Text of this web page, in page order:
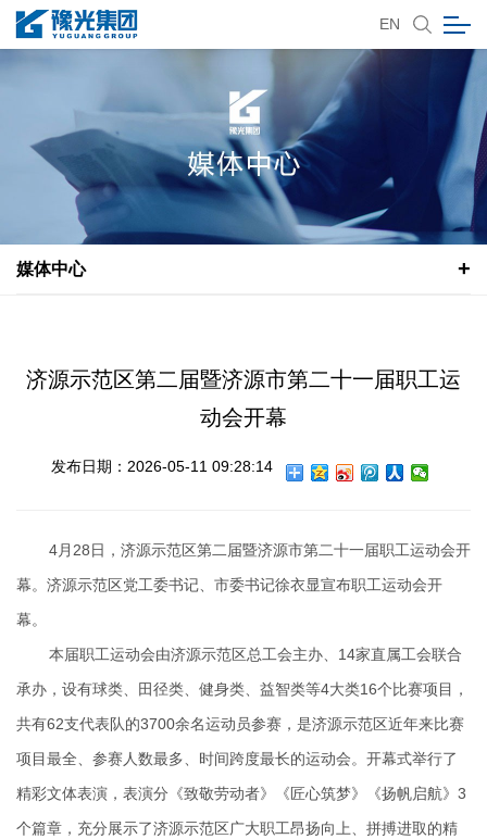
EN
媒体中心
济源示范区第二届暨济源市第二十一届职工运
动会开幕
发布日期：2026-05-11 09:28:14
4月28日，济源示范区第二届暨济源市第二十一届职工运动会开
幕。济源示范区党工委书记、市委书记徐衣显宣布职工运动会开
幕。
本届职工运动会由济源示范区总工会主办、14家直属工会联合
承办，设有球类、田径类、健身类、益智类等4大类16个比赛项目，
共有62支代表队的3700余名运动员参赛，是济源示范区近年来比赛
项目最全、参赛人数最多、时间跨度最长的运动会。开幕式举行了
精彩文体表演，表演分《致敬劳动者》《匠心筑梦》《扬帆启航》3
个篇章，充分展示了济源示范区广大职工昂扬向上、拼搏进取的精